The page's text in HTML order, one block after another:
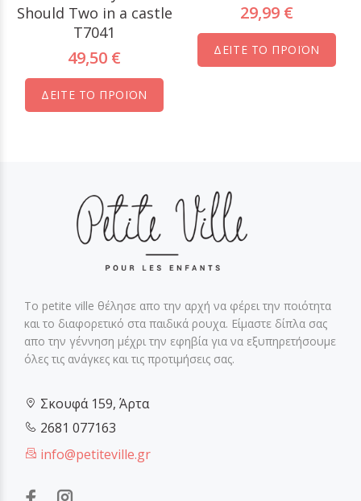
Should Two in a castle
T7041
49,50 €
ΔΕΙΤΕ ΤΟ ΠΡΟΪΟΝ
29,99 €
ΔΕΙΤΕ ΤΟ ΠΡΟΪΟΝ
Το petite ville θέλησε απο την αρχή να φέρει την ποιότητα
και το διαφορετικό στα παιδικά ρουχα. Είμαστε δίπλα σας
απο την γέννηση μέχρι την εφηβία για να εξυπηρετήσουμε
όλες τις ανάγκες και τις προτιμήσεις σας.
Σκουφά 159, Άρτα
2681 077163
info@petiteville.gr